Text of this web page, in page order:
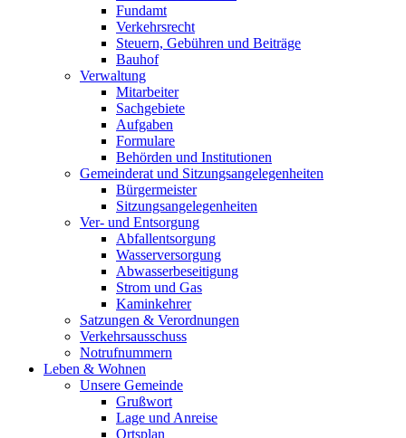
Fundamt
Verkehrsrecht
Steuern, Gebühren und Beiträge
Bauhof
Verwaltung
Mitarbeiter
Sachgebiete
Aufgaben
Formulare
Behörden und Institutionen
Gemeinderat und Sitzungsangelegenheiten
Bürgermeister
Sitzungsangelegenheiten
Ver- und Entsorgung
Abfallentsorgung
Wasserversorgung
Abwasserbeseitigung
Strom und Gas
Kaminkehrer
Satzungen & Verordnungen
Verkehrsausschuss
Notrufnummern
Leben & Wohnen
Unsere Gemeinde
Grußwort
Lage und Anreise
Ortsplan